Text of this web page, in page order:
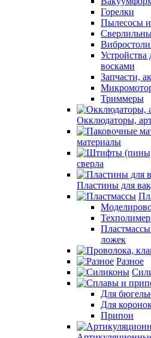
Горелки
Пылесосы
Устройства
восками
Запчасти,
Триммеры
Окклюдаторы,
материалы
сверла
Пластины для
ложек
Разное
Для
Для
Припои